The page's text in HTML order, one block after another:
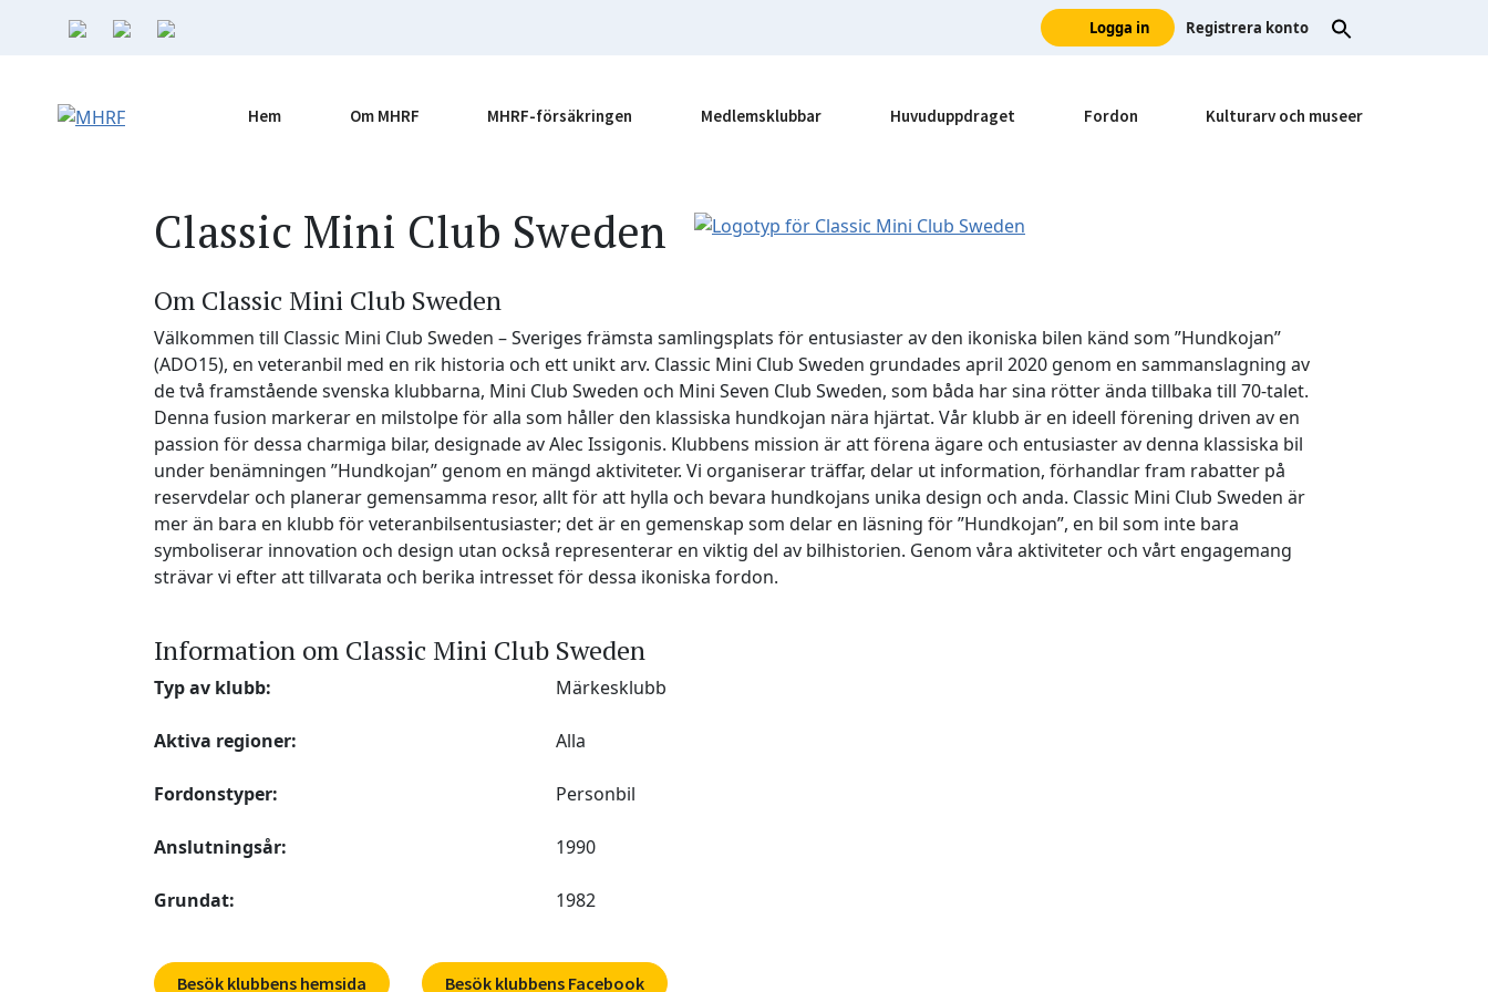
Logga in Registrera konto
Hem Om MHRF MHRF-försäkringen Medlemsklubbar Huvuduppdraget Fordon Kulturarv och museer
Classic Mini Club Sweden
Om Classic Mini Club Sweden
Välkommen till Classic Mini Club Sweden – Sveriges främsta samlingsplats för entusiaster av den ikoniska bilen känd som ”Hundkojan”
(ADO15), en veteranbil med en rik historia och ett unikt arv. Classic Mini Club Sweden grundades april 2020 genom en sammanslagning av
de två framstående svenska klubbarna, Mini Club Sweden och Mini Seven Club Sweden, som båda har sina rötter ända tillbaka till 70-talet.
Denna fusion markerar en milstolpe för alla som håller den klassiska hundkojan nära hjärtat. Vår klubb är en ideell förening driven av en
passion för dessa charmiga bilar, designade av Alec Issigonis. Klubbens mission är att förena ägare och entusiaster av denna klassiska bil
under benämningen ”Hundkojan” genom en mängd aktiviteter. Vi organiserar träffar, delar ut information, förhandlar fram rabatter på
reservdelar och planerar gemensamma resor, allt för att hylla och bevara hundkojans unika design och anda. Classic Mini Club Sweden är
mer än bara en klubb för veteranbilsentusiaster; det är en gemenskap som delar en läsning för ”Hundkojan”, en bil som inte bara
symboliserar innovation och design utan också representerar en viktig del av bilhistorien. Genom våra aktiviteter och vårt engagemang
strävar vi efter att tillvarata och berika intresset för dessa ikoniska fordon.
Information om Classic Mini Club Sweden
Typ av klubb: Märkesklubb
Aktiva regioner: Alla
Fordonstyper: Personbil
Anslutningsår: 1990
Grundat: 1982
Besök klubbens hemsida Besök klubbens Facebook